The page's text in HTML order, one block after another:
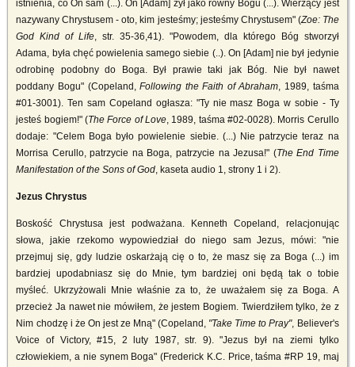
istnienia, co On sam (...). On [Adam] żył jako równy Bogu (...). Wierzący jest
nazywany Chrystusem - oto, kim jesteśmy; jesteśmy Chrystusem" (Zoe: The
God Kind of Life, str. 35-36,41). "Powodem, dla którego Bóg stworzył
Adama, była chęć powielenia samego siebie (..). On [Adam] nie był jedynie
odrobinę podobny do Boga. Był prawie taki jak Bóg. Nie był nawet
poddany Bogu" (Copeland,Following the Faith of Abraham, 1989, taśma
#01-3001). Ten sam Copeland ogłasza: "Ty nie masz Boga w sobie - Ty
jesteś bogiem!" (The Force of Love, 1989, taśma #02-0028). Morris Cerullo
dodaje: "Celem Boga było powielenie siebie. (...) Nie patrzycie teraz na
Morrisa Cerullo, patrzycie na Boga, patrzycie na Jezusa!" (The End Time
Manifestation of the Sons of God, kaseta audio 1, strony 1 i 2).
Jezus Chrystus
Boskość Chrystusa jest podważana. Kenneth Copeland, relacjonując
słowa, jakie rzekomo wypowiedział do niego sam Jezus, mówi: "nie
przejmuj się, gdy ludzie oskarżają cię o to, że masz się za Boga (...) im
bardziej upodabniasz się do Mnie, tym bardziej oni będą tak o tobie
myśleć. Ukrzyżowali Mnie właśnie za to, że uważałem się za Boga. A
przecież Ja nawet nie mówiłem, że jestem Bogiem. Twierdziłem tylko, że z
Nim chodzę i że On jest ze Mną" (Copeland, "Take Time to Pray", Believer's
Voice of Victory, #15, 2 luty 1987, str. 9). "Jezus był na ziemi tylko
człowiekiem, a nie synem Boga" (Frederick K.C. Price, taśma #RP 19, maj